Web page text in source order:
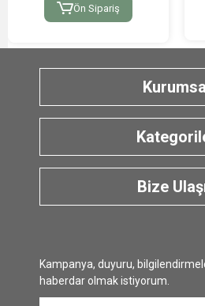
Ön Sipariş
Bize
Kampanya, duyuru,
haberdar olmak istiyorum.